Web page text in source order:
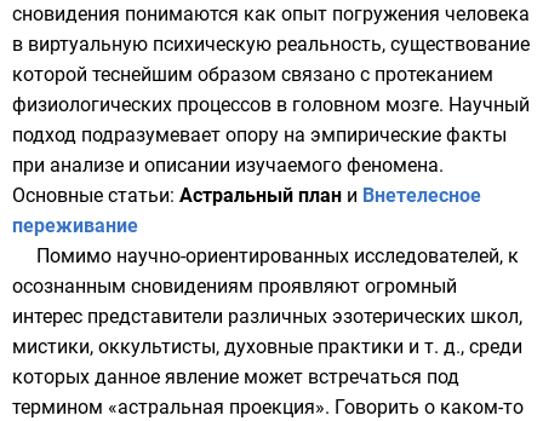
сновидения понимаются как опыт погружения человека
в виртуальную психическую реальность, существование
которой теснейшим образом связано с протеканием
физиологических процессов в головном мозге. Научный
подход подразумевает опору на эмпирические факты
при анализе и описании изучаемого феномена.
Основные статьи: Астральный план и Внетелесное
переживание
Помимо научно-ориентированных исследователей, к
осознанным сновидениям проявляют огромный
интерес представители различных эзотерических школ,
мистики, оккультисты, духовные практики и т. д., среди
которых данное явление может встречаться под
термином «астральная проекция». Говорить о каком-то